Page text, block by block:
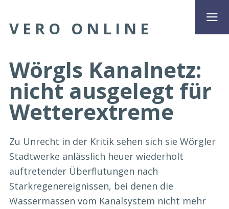
VERO ONLINE
Wörgls Kanalnetz:
nicht ausgelegt für
Wetterextreme
Zu Unrecht in der Kritik sehen sich sie Wörgler
Stadtwerke anlässlich heuer wiederholt
auftretender Überflutungen nach
Starkregenereignissen, bei denen die
Wassermassen vom Kanalsystem nicht mehr